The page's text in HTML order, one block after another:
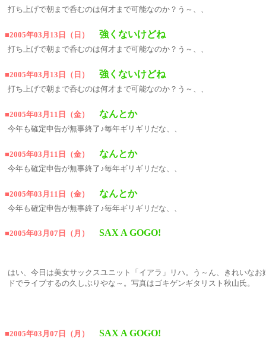
打ち上げで朝まで呑むのは何才まで可能なのか？う～、、
■2005年03月13日（日） 強くないけどね
打ち上げで朝まで呑むのは何才まで可能なのか？う～、、
■2005年03月13日（日） 強くないけどね
打ち上げで朝まで呑むのは何才まで可能なのか？う～、、
■2005年03月11日（金） なんとか
今年も確定申告が無事終了♪毎年ギリギリだな、、
■2005年03月11日（金） なんとか
今年も確定申告が無事終了♪毎年ギリギリだな、、
■2005年03月11日（金） なんとか
今年も確定申告が無事終了♪毎年ギリギリだな、、
■2005年03月07日（月） SAX A GOGO!
はい、今日は美女サックスユニット「イアラ」リハ。う～ん、きれいな
ドでライブするの久しぶりやな～。写真はゴキゲンギタリスト秋山氏。
■2005年03月07日（月） SAX A GOGO!